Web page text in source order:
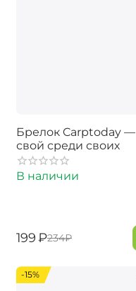
Брелок Carptoday —
свой среди своих
В наличии
‍199‍ ₽‍234‍₽
-15%